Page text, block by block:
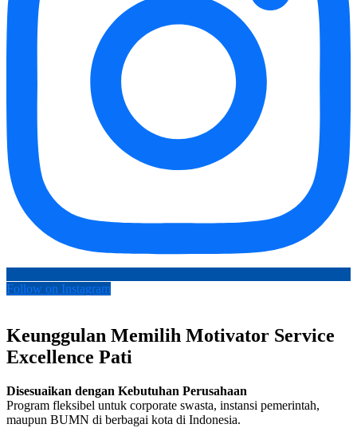
Follow on Instagram
Keunggulan Memilih Motivator Service
Excellence Pati
Disesuaikan dengan Kebutuhan Perusahaan
Program fleksibel untuk corporate swasta, instansi pemerintah,
maupun BUMN di berbagai kota di Indonesia.